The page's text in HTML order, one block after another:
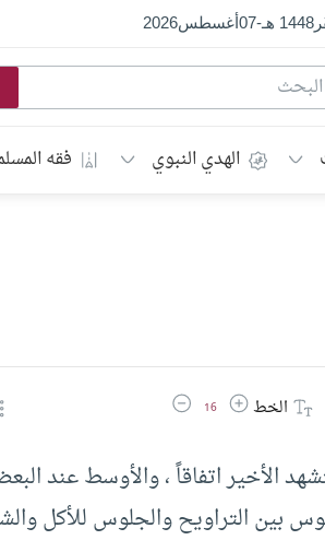
1448 هـ -
07أغسطس2026
الهدي النبوي فقه
الخطزيادة حجم الخط
16 تقليل حجم الخط
الأخير اتفاقاً ، والأوسط عند
بين التراويح والجلوس للأكل